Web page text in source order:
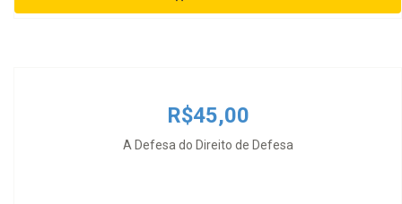
R$45,00
A Defesa do Direito de Defesa